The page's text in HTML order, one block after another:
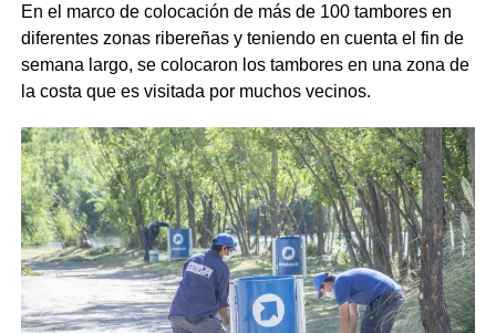
En el marco de colocación de más de 100 tambores en
diferentes zonas ribereñas y teniendo en cuenta el fin de
semana largo, se colocaron los tambores en una zona de
la costa que es visitada por muchos vecinos.